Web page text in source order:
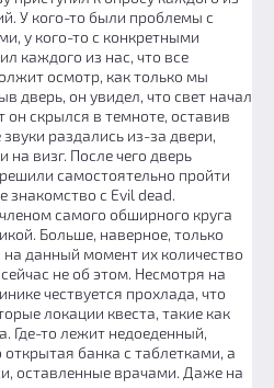
У кого-то были проблемы с
у кого-то с конкретными
каждого из нас, что все
осмотр, как только мы
дверь, он увидел, что свет начал
скрылся в темноте, оставив
раздались из-за двери,
на визг. После чего дверь
самостоятельно пройти
знакомство с Evil dead.
самого обширного круга
Больше, наверное, только
данный момент их количество
не об этом. Несмотря на
чествуется прохлада, что
локации квеста, такие как
Где-то лежит недоеденный,
открытая банка с таблетками, а
оставленные врачами. Даже на